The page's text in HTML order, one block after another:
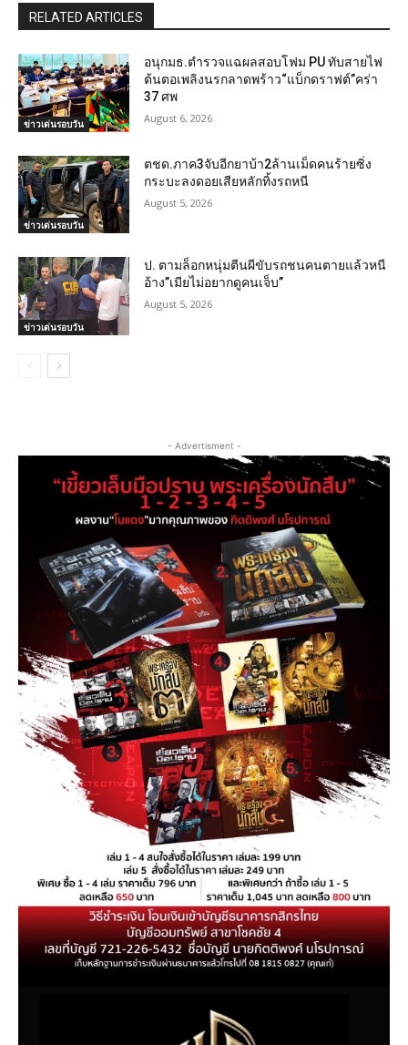
RELATED ARTICLES
ข่าวเด่นรอบวัน
อนุกมธ.ตำรวจแฉผลสอบโฟม PU ทับสายไฟ
ต้นตอเพลิงนรกลาดพร้าว“แบ็กดราฟต์”คร่า
37 ศพ
August 6, 2026
ข่าวเด่นรอบวัน
ตชด.ภาค3จับอีกยาบ้า2ล้านเม็ดคนร้ายซิ่ง
กระบะลงดอยเสียหลักทิ้งรถหนี
August 5, 2026
ข่าวเด่นรอบวัน
ป. ตามล็อกหนุ่มตีนผีขับรถชนคนตายแล้วหนี
อ้าง”เมียไม่อยากดูคนเจ็บ”
August 5, 2026
- Advertisment -